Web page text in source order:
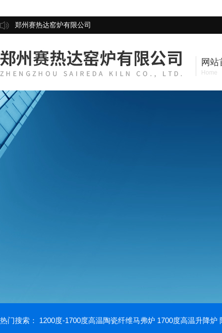
郑州赛热达窑炉有限公司
网站
Home
热门搜索： 1200度-1700度高温陶瓷纤维马弗炉 1700度高温升降炉